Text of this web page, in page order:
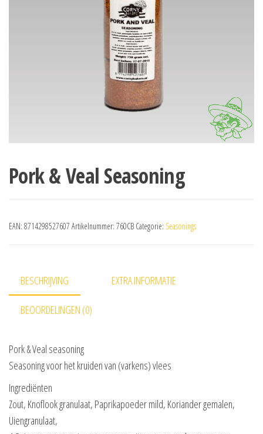
Pork & Veal Seasoning
EAN: 8714298527607 Artikelnummer: 760CB Categorie: Seasonings
BESCHRIJVING EXTRA INFORMATIE
BEOORDELINGEN (0)
Pork & Veal seasoning
Seasoning voor het kruiden van (varkens) vlees
Ingrediënten
Zout, Knoflook granulaat, Paprikapoeder mild, Koriander gemalen,
Uiengranulaat,